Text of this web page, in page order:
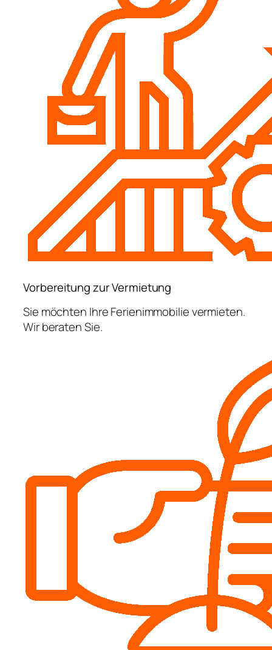
Vorbereitung zur Vermietung
Sie möchten Ihre Ferienimmobilie vermieten.
Wir beraten Sie.